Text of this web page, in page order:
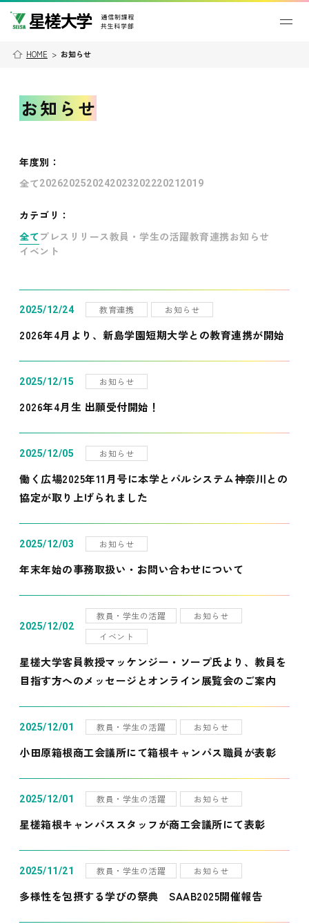
HOME > お知らせ
お知らせ
年度別 ：
全て202620252024202320222021 2019
カテゴリ：
全て プレスリリース教員・学生の活躍教育連携お知らせ
イベント
2025/12/24 教育連携 お知らせ
2026年4月より、新島学園短期大学との教育連携が開始
2025/12/15 お知らせ
2026年4月生 出願受付開始！
2025/12/05 お知らせ
働く広場2025年11月号に本学とパルシステム神奈川との
協定が取り上げられました
2025/12/03 お知らせ
年末年始の事務取扱い・お問い合わせについて
2025/12/02
教員・学生の活躍
お知らせ
イベント
星槎大学客員教授マッケンジー・ソープ氏より、教員を
目指す方へのメッセージとオンライン展覧会のご案内
2025/12/01 教員・学生の活躍 お知らせ
小田原箱根商工会議所にて箱根キャンパス職員が表彰
2025/12/01 教員・学生の活躍 お知らせ
星槎箱根キャンパススタッフが商工会議所にて表彰
2025/11/21 教員・学生の活躍 お知らせ
多様性を包摂する学びの祭典 SAAB2025開催報告